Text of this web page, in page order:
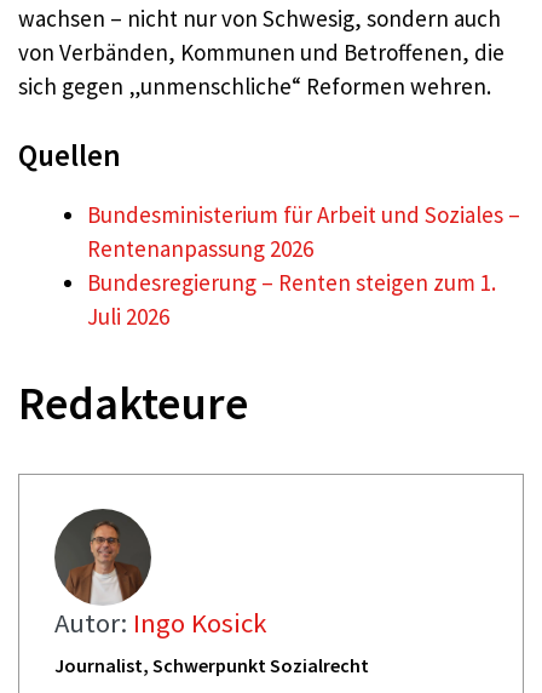
wachsen – nicht nur von Schwesig, sondern auch
von Verbänden, Kommunen und Betroffenen, die
sich gegen „unmenschliche“ Reformen wehren.
Quellen
Bundesministerium für Arbeit und Soziales –
Rentenanpassung 2026
Bundesregierung – Renten steigen zum 1.
Juli 2026
Redakteure
Autor: Ingo Kosick
Journalist, Schwerpunkt Sozialrecht